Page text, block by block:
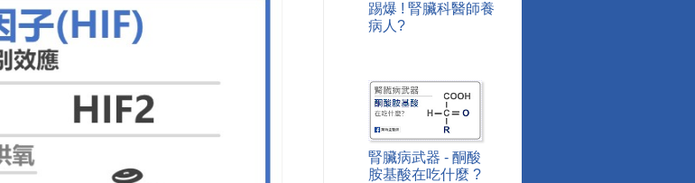
踢爆 ! 腎臟科醫師養
病人?
腎臟病武器 - 酮酸
胺基酸在吃什麼 ?